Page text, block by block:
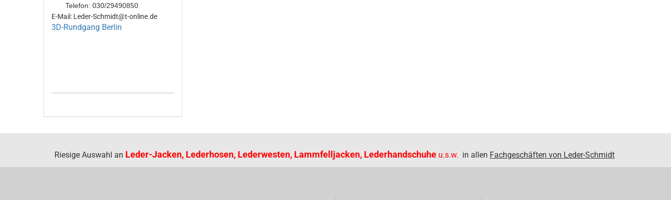
Telefon: 030/29490850
E-Mail: Leder-Schmidt@t-online.de
3D-Rundgang Berlin
Riesige Auswahl an Leder-Jacken, Lederhosen, Lederwesten, Lammfelljacken, Lederhandschuhe u.s.w. in allen Fachgeschäften von Leder-Schmidt